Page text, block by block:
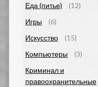
Еда (питье)
(12)
Игры
(6)
Искусство
(15)
Компьютеры
(3)
Криминал и
правоохранительные